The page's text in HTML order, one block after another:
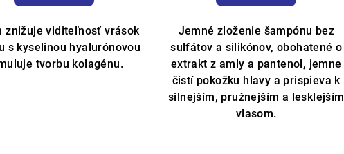
je
5,0
z
5
znižuje viditeľnosť vrások
s kyselinou hyalurónovou
tvorbu kolagénu.
Jemné zloženie šampónu bez
sulfátov a silikónov, obohatené o
extrakt z amly a pantenol, jemne
čistí pokožku hlavy a prispieva k
silnejším, pružnejším a lesklejším
vlasom.